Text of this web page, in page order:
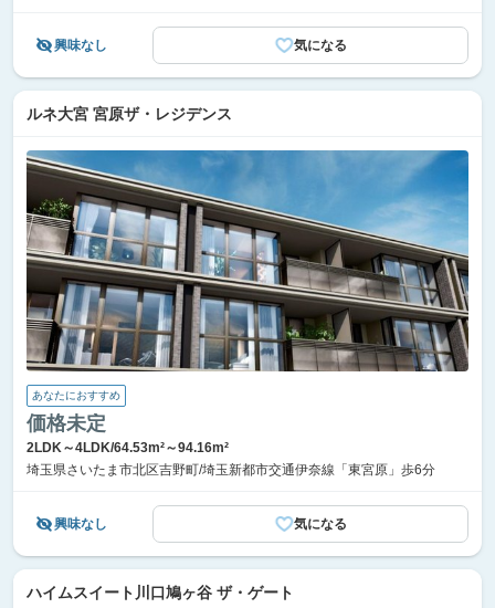
興味なし 気になる
ルネ大宮 宮原ザ・レジデンス
あなたにおすすめ
価格未定
2LDK～4LDK/64.53m²～94.16m²
埼玉県さいたま市北区吉野町/埼玉新都市交通伊奈線「東宮原」歩6分
興味なし 気になる
ハイムスイート川口鳩ヶ谷 ザ・ゲート